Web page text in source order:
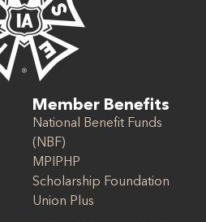
Member Benefits
National Benefit Funds
(NBF)
MPIPHP
Scholarship Foundation
Union Plus